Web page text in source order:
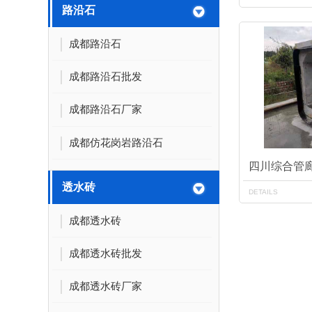
路沿石
成都路沿石
成都路沿石批发
成都路沿石厂家
成都仿花岗岩路沿石
透水砖
成都透水砖
成都透水砖批发
成都透水砖厂家
四川综合管
DETAILS